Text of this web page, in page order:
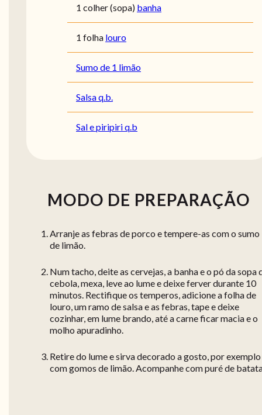
1 colher (sopa) banha
1 folha louro
Sumo de 1 limão
Salsa q.b.
Sal e piripiri q.b
MODO DE PREPARAÇÃO
Arranje as febras de porco e tempere-as com o sumo
de limão.
Num tacho, deite as cervejas, a banha e o pó da sopa
cebola, mexa, leve ao lume e deixe ferver durante 10
minutos. Rectifique os temperos, adicione a folha de
louro, um ramo de salsa e as febras, tape e deixe
cozinhar, em lume brando, até a carne ficar macia e o
molho apuradinho.
Retire do lume e sirva decorado a gosto, por exemplo
com gomos de limão. Acompanhe com puré de